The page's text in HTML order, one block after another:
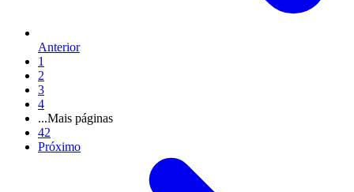
Anterior
1
2
3
4
...Mais páginas
42
Próximo